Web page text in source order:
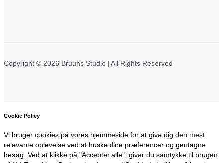
Copyright © 2026 Bruuns Studio | All Rights Reserved
Cookie Policy
Vi bruger cookies på vores hjemmeside for at give dig den mest
relevante oplevelse ved at huske dine præferencer og gentagne
besøg. Ved at klikke på "Accepter alle", giver du samtykke til brugen